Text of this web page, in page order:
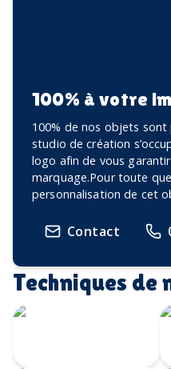
100% à votre
100% de nos objets
studio de création
logo afin de vous
marquage.Pour toute
personnalisation de cet
Contact
Techniques de